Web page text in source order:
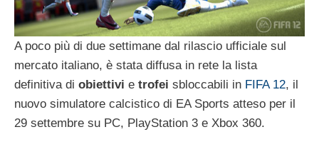
A poco più di due settimane dal rilascio ufficiale sul
mercato italiano, è stata diffusa in rete la lista
definitiva di obiettivi e trofei sbloccabili in FIFA 12, il
nuovo simulatore calcistico di EA Sports atteso per il
29 settembre su PC, PlayStation 3 e Xbox 360.